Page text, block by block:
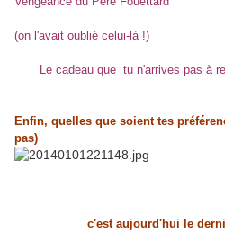
(on l'avait oublié celui-là !)
Le cadeau que tu n'arrives pas à
Enfin, quelles que soient tes
pas)
c'est aujourd'hui le